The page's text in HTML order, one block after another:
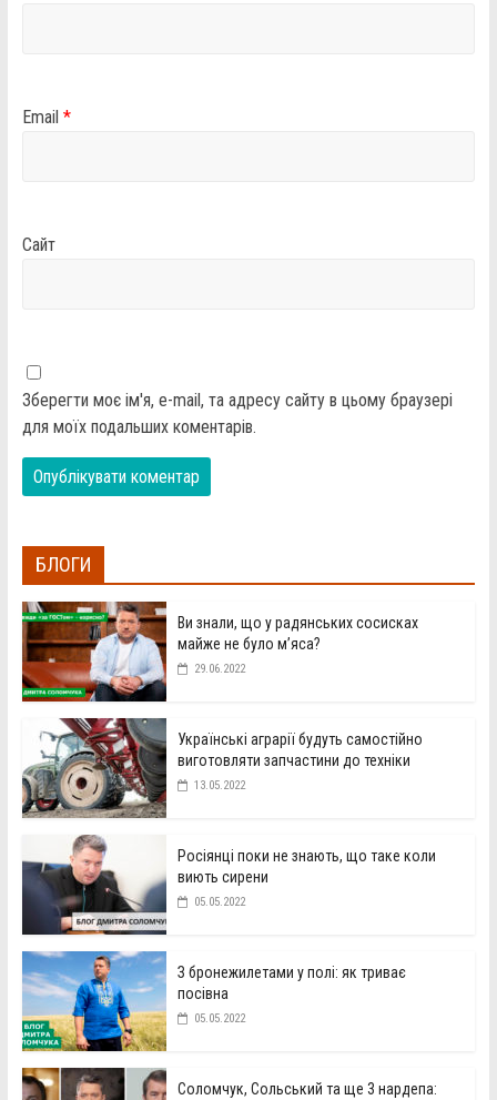
Email *
Сайт
Зберегти моє ім'я, e-mail, та адресу сайту в цьому браузері
для моїх подальших коментарів.
БЛОГИ
Ви знали, що у радянських сосисках
майже не було м’яса?
29.06.2022
Українські аграрії будуть самостійно
виготовляти запчастини до техніки
13.05.2022
Росіянці поки не знають, що таке коли
виють сирени
05.05.2022
З бронежилетами у полі: як триває
посівна
05.05.2022
Соломчук, Сольський та ще 3 нардепа: